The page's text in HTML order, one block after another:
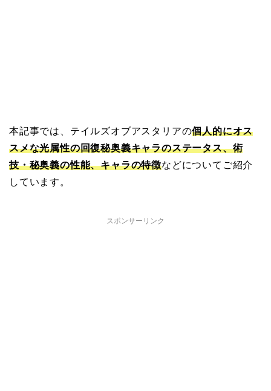
本記事では、テイルズオブアスタリアの個人的にオス
スメな光属性の回復秘奥義キャラのステータス、術
技・秘奥義の性能、キャラの特徴などについてご紹介
しています。
スポンサーリンク